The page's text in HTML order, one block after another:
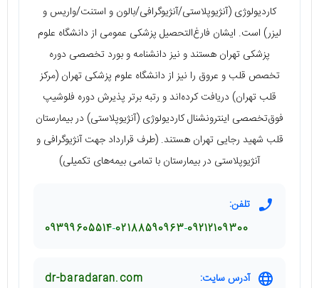
کاردیولوژی (آنژیوپلاستی/آنژیوگرافی/بالون و استنت/واریس و
لیزر) است. ایشان فارغ‌التحصیل پزشکی عمومی از دانشگاه علوم
پزشکی تهران هستند و نیز دانشنامه و بورد تخصصی دوره
تخصص قلب و عروق را نیز از دانشگاه علوم پزشکی تهران (مرکز
قلب تهران) دریافت کرده‌اند و رتبه برتر پذیرش دوره فلوشیپ
فوق‌تخصصی اینترونشنال کاردیولوژی (آنژیوپلاستی) در بیمارستان
قلب شهید رجایی تهران هستند. (طرف قرارداد جهت آنژیوگرافی و
آنژیوپلاستی در بیمارستان با تمامی بیمه‌های تکمیلی)
تلفن:
09212109300
02188590963
09399605514
آدرس سایت: dr-baradaran.com